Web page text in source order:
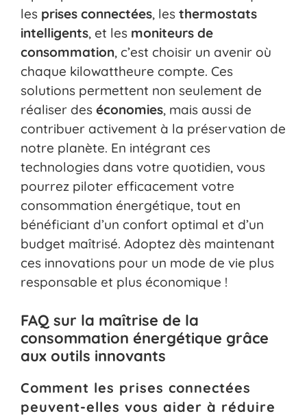
les prises connectées, les thermostats
intelligents, et les moniteurs de
consommation, c’est choisir un avenir où
chaque kilowattheure compte. Ces
solutions permettent non seulement de
réaliser des économies, mais aussi de
contribuer activement à la préservation de
notre planète. En intégrant ces
technologies dans votre quotidien, vous
pourrez piloter efficacement votre
consommation énergétique, tout en
bénéficiant d’un confort optimal et d’un
budget maîtrisé. Adoptez dès maintenant
ces innovations pour un mode de vie plus
responsable et plus économique !
FAQ sur la maîtrise de la
consommation énergétique grâce
aux outils innovants
Comment les prises connectées
peuvent-elles vous aider à réduire